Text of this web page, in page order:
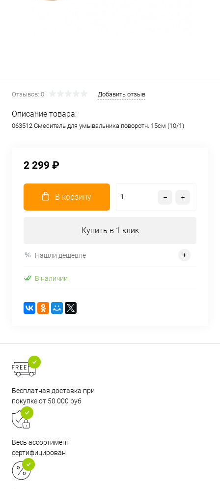
Отзывов: 0 Добавить отзыв
Описание товара:
063512 Смеситель для умывальника поворотн. 15см (10/1)
2 299 ₽
В корзину
Купить в 1 клик
Нашли дешевле
В наличии
Бесплатная доставка при
покупке от 50 000 руб
Весь ассортимент
сертифицирован